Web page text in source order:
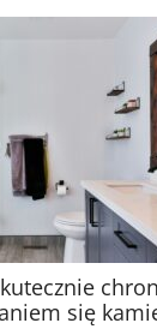
się